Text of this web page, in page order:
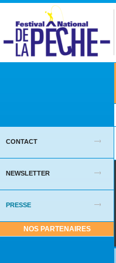
CONTACT
NEWSLETTER
PRESSE
NOS PARTENAIRES